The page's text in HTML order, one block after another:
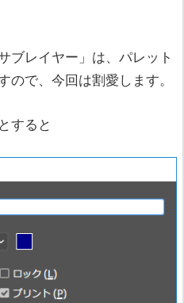
ブレイヤー」は、パレット
で、今回は割愛します。
すると